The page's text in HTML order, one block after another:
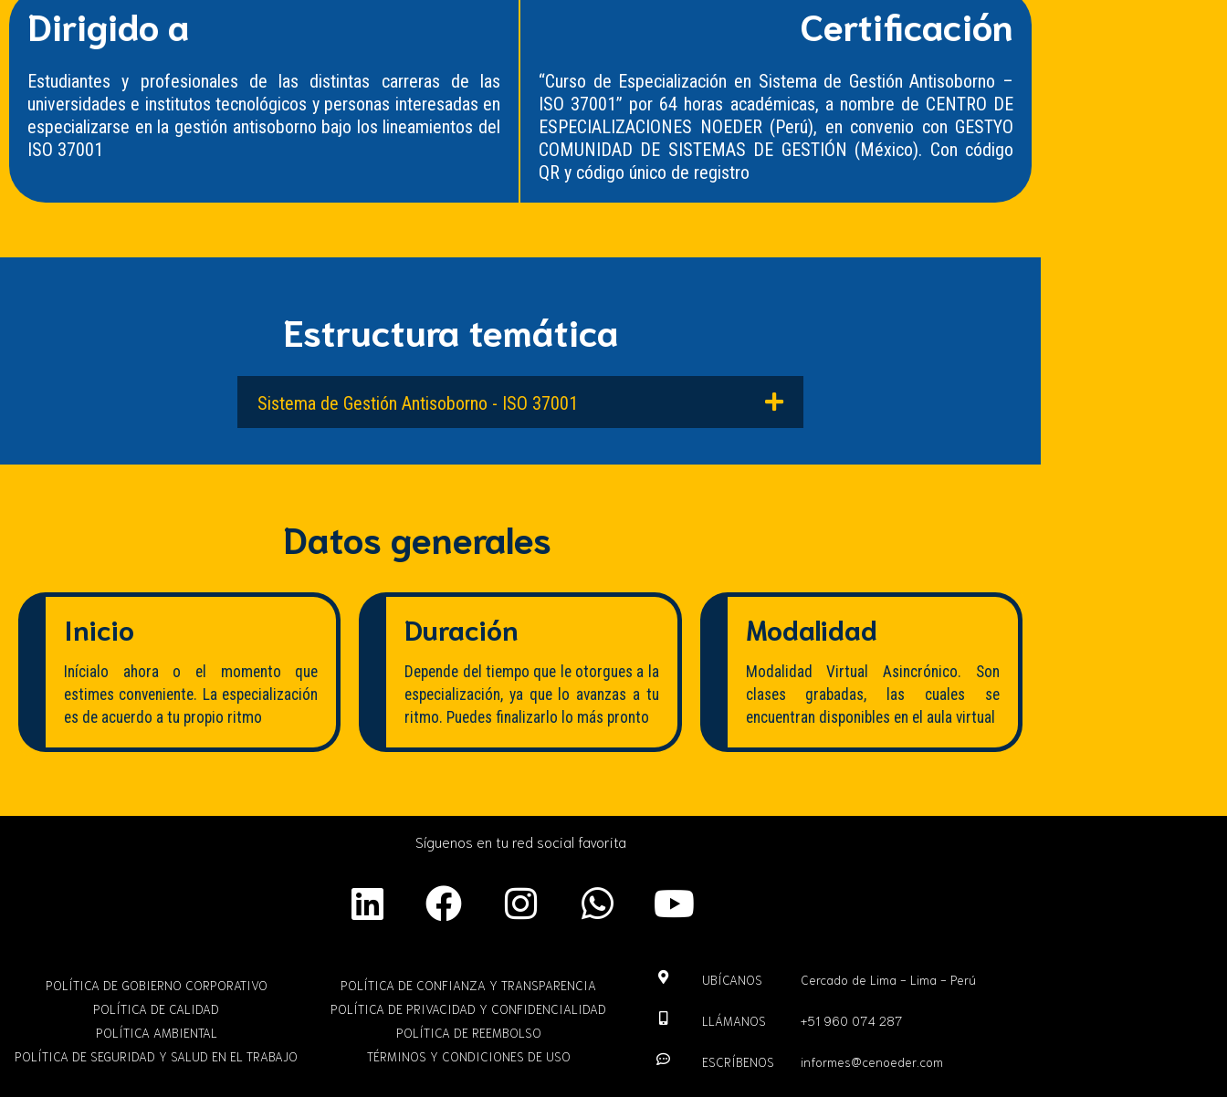
Dirigido a
Estudiantes y profesionales de las distintas carreras de las
universidades e institutos tecnológicos y personas interesadas en
especializarse en la gestión antisoborno bajo los lineamientos del
ISO 37001
Certificación
“Curso de Especialización en Sistema de Gestión Antisoborno –
ISO 37001” por 64 horas académicas, a nombre de CENTRO DE
ESPECIALIZACIONES NOEDER (Perú), en convenio con GESTYO
COMUNIDAD DE SISTEMAS DE GESTIÓN (México). Con código
QR y código único de registro
Estructura temática
Sistema de Gestión Antisoborno - ISO 37001
Datos generales
Inicio
Inícialo ahora o el momento que
estimes conveniente. La especialización
es de acuerdo a tu propio ritmo
Duración
Depende del tiempo que le otorgues a la
especialización, ya que lo avanzas a tu
ritmo. Puedes finalizarlo lo más pronto
Modalidad
Modalidad Virtual Asincrónico. Son
clases grabadas, las cuales se
encuentran disponibles en el aula virtual
Síguenos en tu red social favorita
POLÍTICA DE GOBIERNO CORPORATIVO
POLÍTICA DE CALIDAD
POLÍTICA AMBIENTAL
POLÍTICA DE SEGURIDAD Y SALUD EN EL TRABAJO
POLÍTICA DE CONFIANZA Y TRANSPARENCIA
POLÍTICA DE PRIVACIDAD Y CONFIDENCIALIDAD
POLÍTICA DE REEMBOLSO
TÉRMINOS Y CONDICIONES DE USO
UBÍCANOS Cercado de Lima - Lima - Perú
LLÁMANOS +51 960 074 287
ESCRÍBENOS informes@cenoeder.com